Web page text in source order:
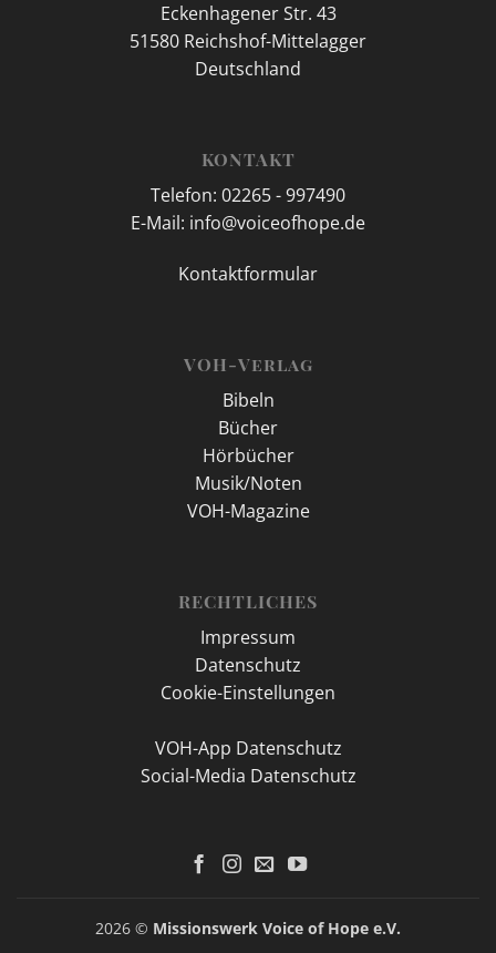
Eckenhagener Str. 43
51580 Reichshof-Mittelagger
Deutschland
KONTAKT
Telefon: 02265 - 997490
E-Mail: info@voiceofhope.de
Kontaktformular
VOH-Verlag
Bibeln
Bücher
Hörbücher
Musik/Noten
VOH-Magazine
RECHTLICHES
Impressum
Datenschutz
Cookie-Einstellungen
VOH-App Datenschutz
Social-Media Datenschutz
2026 © Missionswerk Voice of Hope e.V.